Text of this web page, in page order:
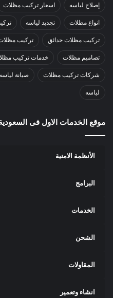
إصلاح لياسه اسعار تركيب مظلات
انواع مظلات تجديد لياسه
تركيب مظلات حدائق تركيب
تصاميم مظلات خدمات تركيب
شركات تركيب مظلات صيانة لياسه
لياسه
موقع الخدمات الاول فى
الأنظمة الامنية
البرامج
الخدمات
الشحن
المقاولات
انشاء وتعمير